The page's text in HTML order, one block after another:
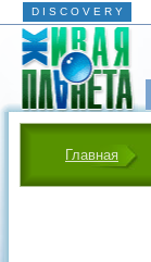
D I S C O V E R Y
Главная